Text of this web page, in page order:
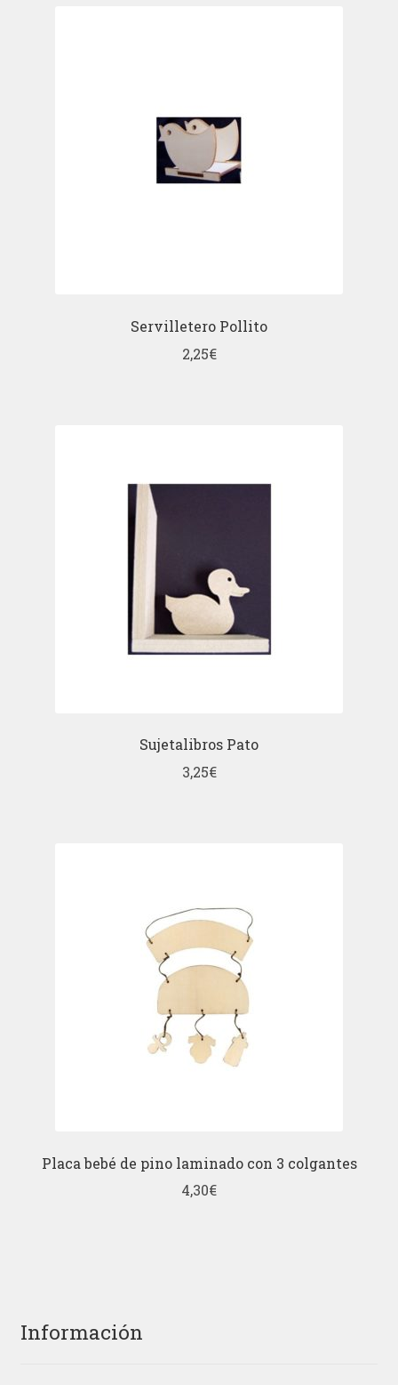
Servilletero Pollito
2,25€
Sujetalibros Pato
3,25€
Placa bebé de pino laminado con 3 colgantes
4,30€
Información